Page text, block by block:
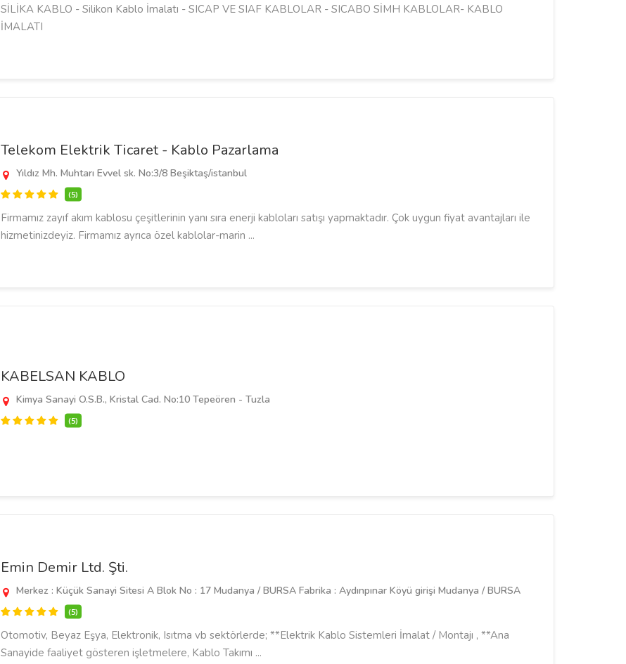
SİLİKA KABLO - Silikon Kablo İmalatı - SICAP VE SIAF KABLOLAR - SICABO SİMH KABLOLAR- KABLO
İMALATI
Telekom Elektrik Ticaret - Kablo Pazarlama
Yıldız Mh. Muhtarı Evvel sk. No:3/8 Beşiktaş/istanbul
(5)
Firmamız zayıf akım kablosu çeşitlerinin yanı sıra enerji kabloları satışı yapmaktadır. Çok uygun fiyat avantajları ile
hizmetinizdeyiz. Firmamız ayrıca özel kablolar-marin ...
KABELSAN KABLO
Kimya Sanayi O.S.B., Kristal Cad. No:10 Tepeören - Tuzla
(5)
Emin Demir Ltd. Şti.
Merkez : Küçük Sanayi Sitesi A Blok No : 17 Mudanya / BURSA Fabrika : Aydınpınar Köyü girişi Mudanya / BURSA
(5)
Otomotiv, Beyaz Eşya, Elektronik, Isıtma vb sektörlerde; **Elektrik Kablo Sistemleri İmalat / Montajı , **Ana
Sanayide faaliyet gösteren işletmelere, Kablo Takımı ...